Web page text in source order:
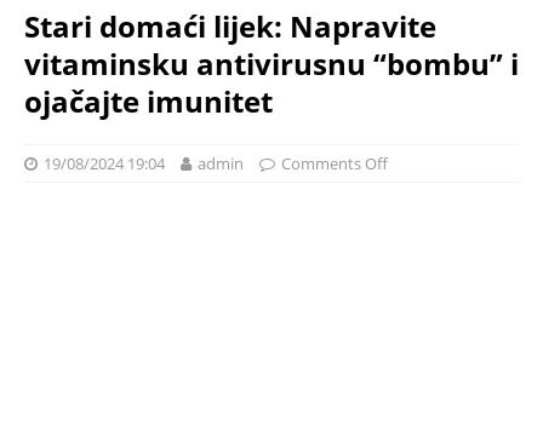
Stari domaći lijek: Napravite
vitaminsku antivirusnu “bombu” i
ojačajte imunitet
19/08/2024 19:04 admin Comments Off